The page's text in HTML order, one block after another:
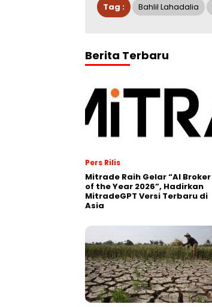
Tag : Bahlil Lahadalia
Berita Terbaru
Pers Rilis
Mitrade Raih Gelar “AI Broker
of the Year 2026”, Hadirkan
MitradeGPT Versi Terbaru di
Asia